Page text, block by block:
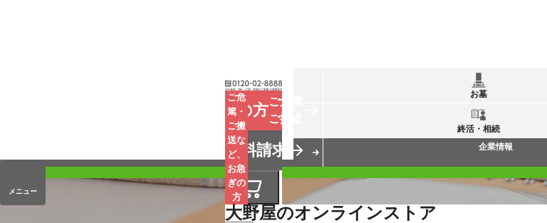
ご危
篤・
ご搬
送な
ど、
お急
ぎの
方
お急ぎの方ご危篤
ご搬送
資料請求
大野屋のオンラインストア
メニュー
お墓
終活・相続
オンラインストア
企業情報